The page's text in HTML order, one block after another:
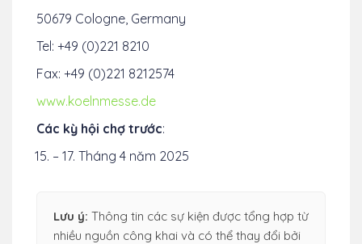
50679 Cologne, Germany
Tel: +49 (0)221 8210
Fax: +49 (0)221 8212574
www.koelnmesse.de
Các kỳ hội chợ trước:
– 17. Tháng 4 năm 2025
Lưu ý: Thông tin các sự kiện được tổng hợp từ
nhiều nguồn công khai và có thể thay đổi bởi